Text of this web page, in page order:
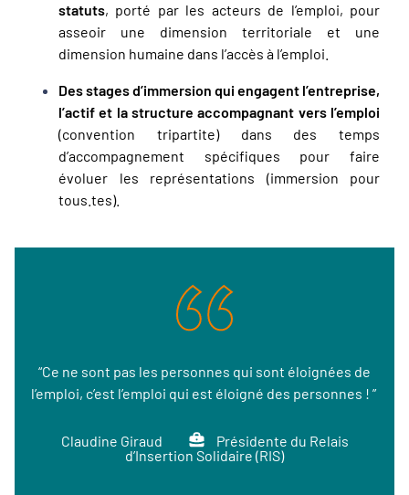
statuts, porté par les acteurs de l’emploi, pour
asseoir une dimension territoriale et une
dimension humaine dans l’accès à l’emploi.
Des stages d’immersion qui engagent l’entreprise,
l’actif et la structure accompagnant vers l’emploi
(convention tripartite) dans des temps
d’accompagnement spécifiques pour faire
évoluer les représentations (immersion pour
tous.tes).
“Ce ne sont pas les personnes qui sont éloignées de
l’emploi, c’est l’emploi qui est éloigné des personnes ! ”
Claudine Giraud
Présidente du Relais
d’Insertion Solidaire (RIS)